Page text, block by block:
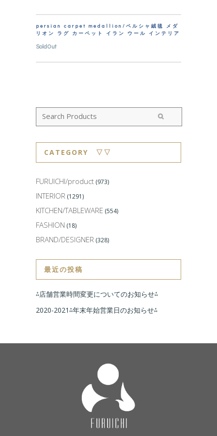
persian carpet medallion/ペルシャ絨毯 メダ
リオン ラグ カーペット イラン ウール インテリア
SoldOut
CATEGORY ▽▽
FURUICHI/product (973)
INTERIOR (1291)
KITCHEN/TABLEWARE (554)
FASHION (18)
BRAND/DESIGNER (328)
最近の投稿
⁂店舗営業時間変更についてのお知らせ⁂
2020-2021⁂年末年始営業日のお知らせ⁂